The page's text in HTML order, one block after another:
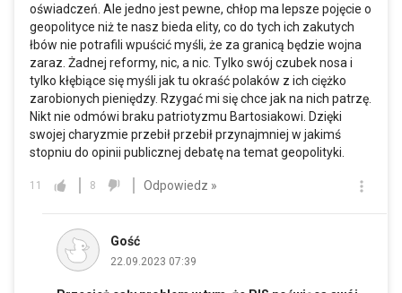
oświadczeń. Ale jedno jest pewne, chłop ma lepsze pojęcie o
geopolityce niż te nasz bieda elity, co do tych ich zakutych
łbów nie potrafili wpuścić myśli, że za granicą będzie wojna
zaraz. Żadnej reformy, nic, a nic. Tylko swój czubek nosa i
tylko kłębiące się myśli jak tu okraść polaków z ich ciężko
zarobionych pieniędzy. Rzygać mi się chce jak na nich patrzę.
Nikt nie odmówi braku patriotyzmu Bartosiakowi. Dzięki
swojej charyzmie przebił przebił przynajmniej w jakimś
stopniu do opinii publicznej debatę na temat geopolityki.
11 8 Odpowiedz »
Gość
22.09.2023 07:39